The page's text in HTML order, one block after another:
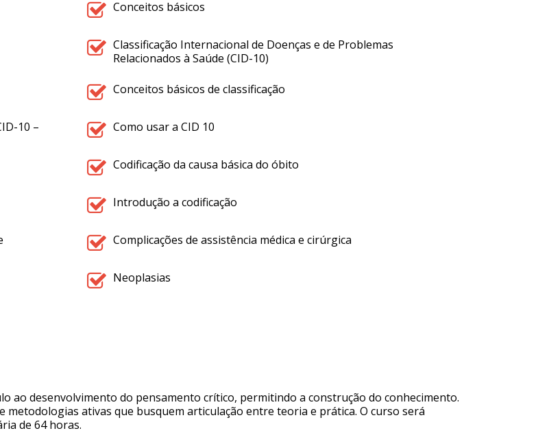
Conceitos básicos
Classificação Internacional de Doenças e de Problemas
Relacionados à Saúde (CID-10)
Conceitos básicos de classificação
10 –
Como usar a CID 10
Codificação da causa básica do óbito
Introdução a codificação
Complicações de assistência médica e cirúrgica
Neoplasias
ao desenvolvimento do pensamento crítico, permitindo a construção do conhecimento.
metodologias ativas que busquem articulação entre teoria e prática. O curso será
de 64 horas.